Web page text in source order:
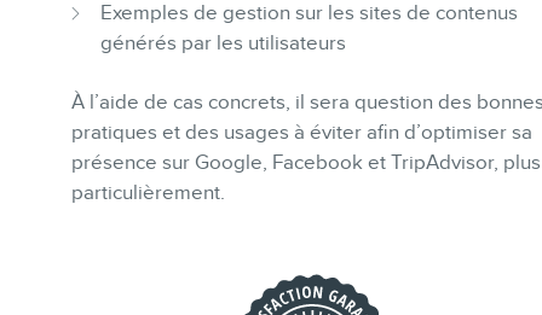
INFOLETTRE
Exemples de gestion sur les sites de contenus
générés par les utilisateurs
À l’aide de cas concrets, il sera question des
pratiques et des usages à éviter afin d’optimiser sa
présence sur Google, Facebook et TripAdvisor, plus
particulièrement.